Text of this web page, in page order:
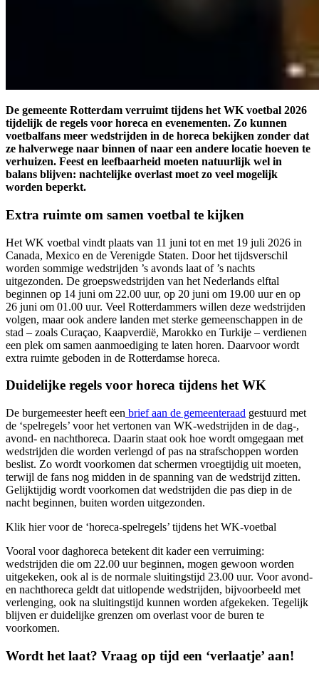
De gemeente Rotterdam verruimt tijdens het WK voetbal 2026
tijdelijk de regels voor horeca en evenementen. Zo kunnen
voetbalfans meer wedstrijden in de horeca bekijken zonder dat
ze halverwege naar binnen of naar een andere locatie hoeven te
verhuizen. Feest en leefbaarheid moeten natuurlijk wel in
balans blijven: nachtelijke overlast moet zo veel mogelijk
worden beperkt.
Extra ruimte om samen voetbal te kijken
Het WK voetbal vindt plaats van 11 juni tot en met 19 juli 2026 in
Canada, Mexico en de Verenigde Staten. Door het tijdsverschil
worden sommige wedstrijden ’s avonds laat of ’s nachts
uitgezonden. De groepswedstrijden van het Nederlands elftal
beginnen op 14 juni om 22.00 uur, op 20 juni om 19.00 uur en op
26 juni om 01.00 uur. Veel Rotterdammers willen deze wedstrijden
volgen, maar ook andere landen met sterke gemeenschappen in de
stad – zoals Curaçao, Kaapverdië, Marokko en Turkije – verdienen
een plek om samen aanmoediging te laten horen. Daarvoor wordt
extra ruimte geboden in de Rotterdamse horeca.
Duidelijke regels voor horeca tijdens het WK
De burgemeester heeft een brief aan de gemeenteraad gestuurd met
de ‘spelregels’ voor het vertonen van WK-wedstrijden in de dag-,
avond- en nachthoreca. Daarin staat ook hoe wordt omgegaan met
wedstrijden die worden verlengd of pas na strafschoppen worden
beslist. Zo wordt voorkomen dat schermen vroegtijdig uit moeten,
terwijl de fans nog midden in de spanning van de wedstrijd zitten.
Gelijktijdig wordt voorkomen dat wedstrijden die pas diep in de
nacht beginnen, buiten worden uitgezonden.
Klik hier voor de ‘horeca-spelregels’ tijdens het WK-voetbal
Vooral voor daghoreca betekent dit kader een verruiming:
wedstrijden die om 22.00 uur beginnen, mogen gewoon worden
uitgekeken, ook al is de normale sluitingstijd 23.00 uur. Voor avond-
en nachthoreca geldt dat uitlopende wedstrijden, bijvoorbeeld met
verlenging, ook na sluitingstijd kunnen worden afgekeken. Tegelijk
blijven er duidelijke grenzen om overlast voor de buren te
voorkomen.
Wordt het laat? Vraag op tijd een ‘verlaatje’ aan!